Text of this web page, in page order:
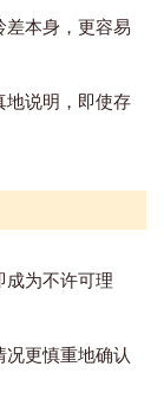
差本身，更容易
地说明，即使存
成为不许可理
更慎重地确认